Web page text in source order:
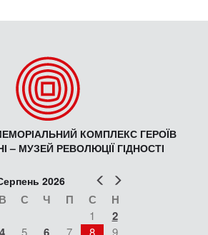
КОМПЛЕКС ГЕРОЇВ
– МУЗЕЙ РЕВОЛЮЦІЇ ГІДНОСТІ
Попер
2026
В С Ч П С Н
1 2
5 7 8
9